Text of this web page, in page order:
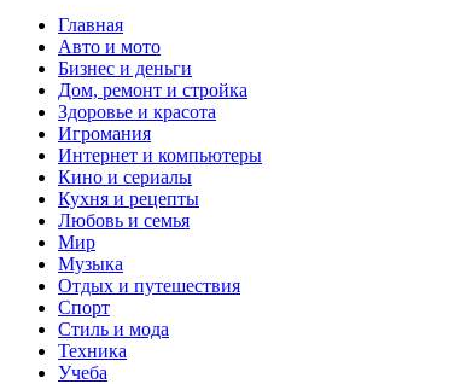
Главная
Авто и мото
Бизнес и деньги
Дом, ремонт и стройка
Здоровье и красота
Игромания
Интернет и компьютеры
Кино и сериалы
Кухня и рецепты
Любовь и семья
Мир
Музыка
Отдых и путешествия
Спорт
Стиль и мода
Техника
Учеба